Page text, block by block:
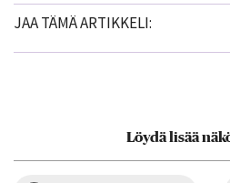
JAA TÄMÄ ARTIKKELI:
Löydä lisää